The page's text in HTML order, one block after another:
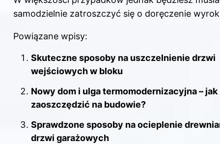
samodzielnie zatroszczyć się o doręczenie
Powiązane wpisy:
Skuteczne sposoby na uszczelnienie drzwi
wejściowych w bloku
Nowy dom i ulga termomodernizacyjna – jak
zaoszczędzić na budowie?
Sprawdzone sposoby na ocieplenie
drzwi garażowych